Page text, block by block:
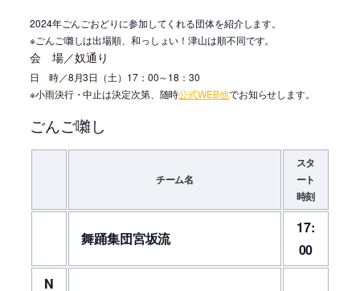
2024年ごんごおどりに参加してくれる団体を紹介します。
※ごんご囃しは出場順、和っしょい！津山は順不同です。
会 場／奴通り
日 時／8月3日（土）17：00～18：30
※小雨決行・中止は決定次第、随時公式WEB他でお知らせします。
ごんご囃し
チーム名
スタ
ート
時刻
舞踊集団宮坂流
17:
00
N